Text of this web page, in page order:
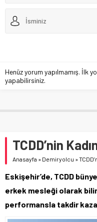
Henüz yorum yapılmamış. İlk
yapabilirsiniz.
TCDD’nin
Anasayfa » Demiryolcu »
Eskişehir’de, TCDD
erkek mesleği olarak
performansla takdir